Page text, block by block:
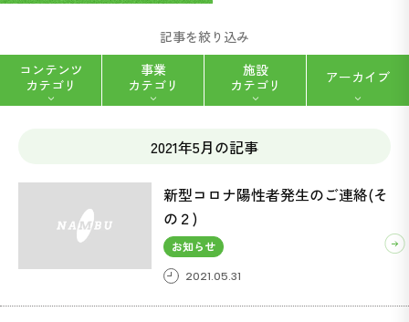
記事を絞り込み
2021年5月の記事
新型コロナ陽性者発生のご連絡(そ
の２)
お知らせ
2021.05.31
コンテンツ
カテゴリ
ACSIVE(アクシブ) (37)
ボンベ楽(ラック) (1)
事業
カテゴリ
福祉用具レンタル・販売 (2)
施設
カテゴリ
ハートフルデイナンブ八帖 (5)
アーカイブ